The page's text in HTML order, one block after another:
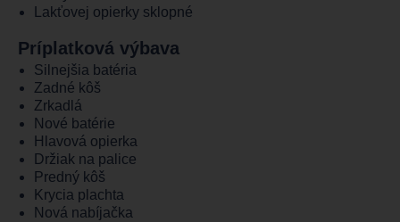
Lakťovej opierky sklopné
Príplatková výbava
Silnejšia batéria
Zadné kôš
Zrkadlá
Nové batérie
Hlavová opierka
Držiak na palice
Predný kôš
Krycia plachta
Nová nabíjačka